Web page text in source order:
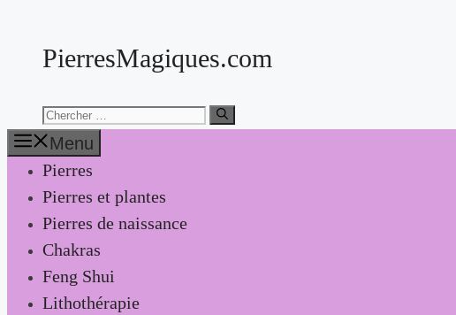
contenuPierresMagiques.com
Chercher:
Menu
Pierres
Pierres et plantes
Pierres de naissance
Chakras
Feng Shui
Lithothérapie